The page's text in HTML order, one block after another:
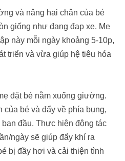
và nâng hai chân của bé
giống như đang đạp xe. Mẹ
này mỗi ngày khoảng 5-10p,
triển và vừa giúp hệ tiêu hóa
đặt bé nằm xuống giường.
của bé và đẩy về phía bụng,
đầu. Thực hiện động tác
ngày sẽ giúp đẩy khí ra
bị đầy hơi và cải thiện tình